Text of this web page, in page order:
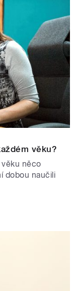
věku?
něco
dobou naučili